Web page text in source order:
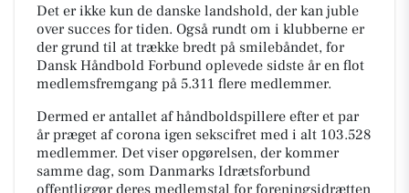
Det er ikke kun de danske landshold, der kan juble
over succes for tiden. Også rundt om i klubberne er
der grund til at trække bredt på smilebåndet, for
Dansk Håndbold Forbund oplevede sidste år en flot
medlemsfremgang på 5.311 flere medlemmer.
Dermed er antallet af håndboldspillere efter et par
år præget af corona igen sekscifret med i alt 103.528
medlemmer. Det viser opgørelsen, der kommer
samme dag, som Danmarks Idrætsforbund
offentliggør deres medlemstal for foreningsidrætten